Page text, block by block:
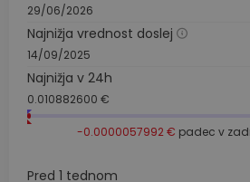
29/06/2026
Najnižja vrednost doslej
14/09/2025
Najnižja v 24h
0.010882600 €
-0.0000057992 € padec v
Pred 1 tednom